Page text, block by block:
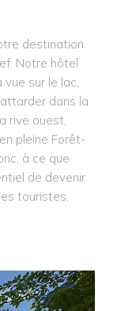
destination
Notre hôtel
sur le lac,
dans la
rive ouest,
pleine Forêt-
à ce que
de devenir
touristes.